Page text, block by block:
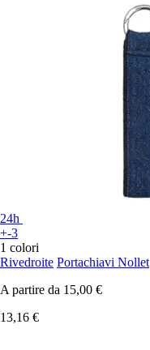
24h
+-3
1 colori
Rivedroite Portachiavi Nollet
A partire da 15,00 €
13,16 €